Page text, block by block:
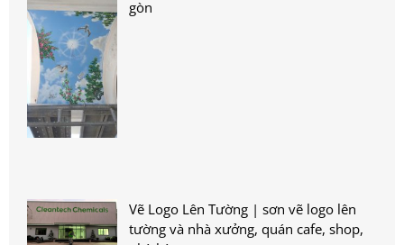
gòn
Vẽ Logo Lên Tường | sơn vẽ logo lên
tường và nhà xưởng, quán cafe, shop,